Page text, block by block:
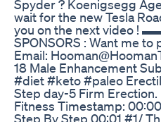
Spyder ? Koenigsegg
wait for the new Tesla
you on the next
SPONSORS : Want me
Email:
18 Male Enhancement
#diet #keto #paleo
Step day-5 Firm
Fitness Timestamp:
Step By Step 00:01 #1/